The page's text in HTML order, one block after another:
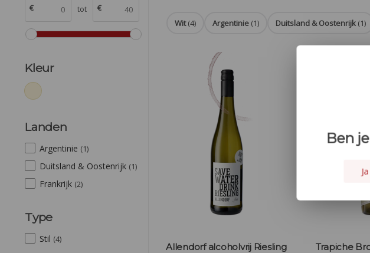
€ tot €
Kleur
Landen
Argentinie (1)
Duitsland & Oostenrijk (1)
Frankrijk (2)
Type
Stil (4)
Wit (4) Argentinie (1) Duitsland & Oostenrijk (1)
Allendorf alcoholvrij Riesling
Trapiche
Ben
Ja